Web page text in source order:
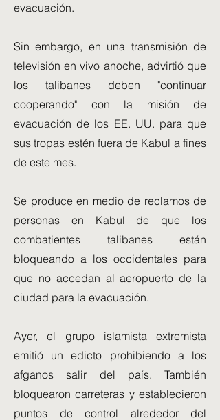
evacuación.
Sin embargo, en una transmisión de
televisión en vivo anoche, advirtió que
los talibanes deben "continuar
cooperando" con la misión de
evacuación de los EE. UU. para que
sus tropas estén fuera de Kabul a fines
de este mes.
Se produce en medio de reclamos de
personas en Kabul de que los
combatientes talibanes están
bloqueando a los occidentales para
que no accedan al aeropuerto de la
ciudad para la evacuación.
Ayer, el grupo islamista extremista
emitió un edicto prohibiendo a los
afganos salir del país. También
bloquearon carreteras y establecieron
puntos de control alrededor del